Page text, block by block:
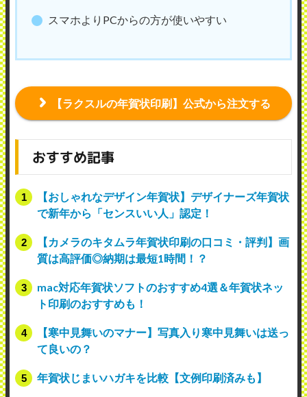
スマホよりPCからの方が使いやすい
【ラクスルの年賀状印刷】公式から注文する
おすすめ記事
【おしゃれなデザイン年賀状】デザイナーズ年賀状
で新年から「センスいい人」認定！
【カメラのキタムラ年賀状印刷の口コミ・評判】画
質は高評価◎納期は最短1時間！？
mac対応年賀状ソフトのおすすめ4選＆年賀状ネッ
ト印刷のおすすめも！
【寒中見舞いのマナー】写真入り寒中見舞いは送っ
て良いの？
年賀状じまいハガキを比較【文例印刷済みも】